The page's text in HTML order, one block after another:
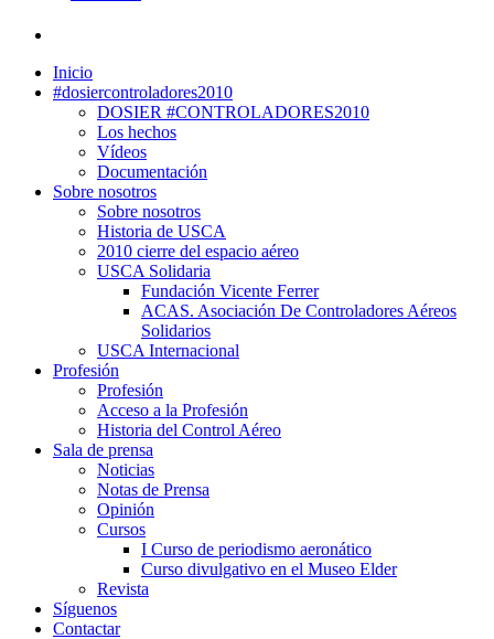
Inicio
#dosiercontroladores2010
DOSIER #CONTROLADORES2010
Los hechos
Vídeos
Documentación
Sobre nosotros
Sobre nosotros
Historia de USCA
2010 cierre del espacio aéreo
USCA Solidaria
Fundación Vicente Ferrer
ACAS. Asociación De Controladores Aéreos
Solidarios
USCA Internacional
Profesión
Profesión
Acceso a la Profesión
Historia del Control Aéreo
Sala de prensa
Noticias
Notas de Prensa
Opinión
Cursos
I Curso de periodismo aeronático
Curso divulgativo en el Museo Elder
Revista
Síguenos
Contactar